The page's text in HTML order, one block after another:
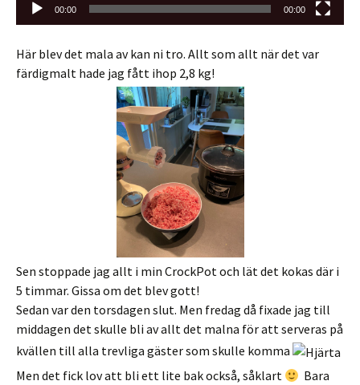
00:00 00:00
Här blev det mala av kan ni tro. Allt som allt när det var
färdigmalt hade jag fått ihop 2,8 kg!
Sen stoppade jag allt i min CrockPot och lät det kokas där i
5 timmar. Gissa om det blev gott!
Sedan var den torsdagen slut. Men fredag då fixade jag till
middagen det skulle bli av allt det malna för att serveras på
kvällen till alla trevliga gäster som skulle komma
Men det fick lov att bli ett lite bak också, såklart
Bara